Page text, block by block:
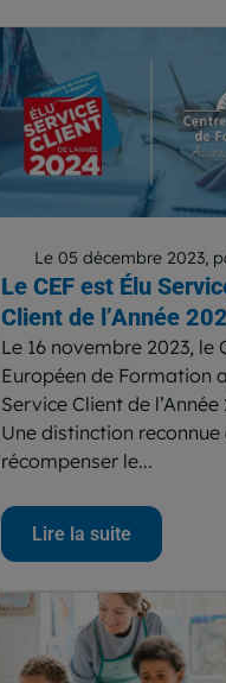
Le 05 décembre 2023,
Le CEF est Élu
Client de l’Année
Le 16 novembre 2023, le
Européen de Formation
Service Client de l’Année
Une distinction
récompenser le...
Lire la suite